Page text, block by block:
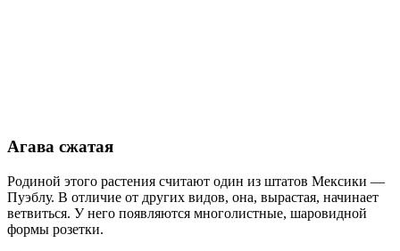
Агава сжатая
Родиной этого растения считают один из штатов Мексики —
Пуэблу. В отличие от других видов, она, вырастая, начинает
ветвиться. У него появляются многолистные, шаровидной
формы розетки.